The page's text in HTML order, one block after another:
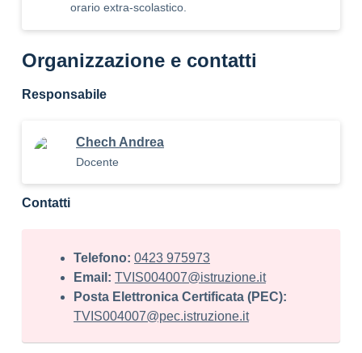
orario extra-scolastico.
Organizzazione e contatti
Responsabile
Chech Andrea
Docente
Contatti
Telefono: 0423 975973
Email: TVIS004007@istruzione.it
Posta Elettronica Certificata (PEC):
TVIS004007@pec.istruzione.it